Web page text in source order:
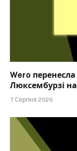
Wero
Люксембурзі
7 Серпня 2026